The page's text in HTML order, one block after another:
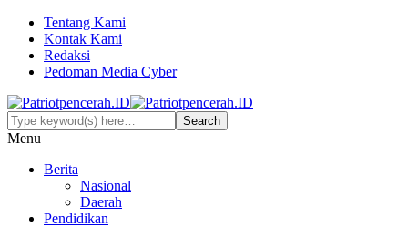
Tentang Kami
Kontak Kami
Redaksi
Pedoman Media Cyber
Menu
Berita
Nasional
Daerah
Pendidikan